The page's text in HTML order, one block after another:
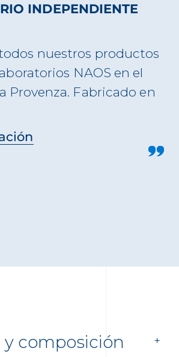
INDEPENDIENTE
nuestros productos
NAOS en el
Provenza. Fabricado en
y composición